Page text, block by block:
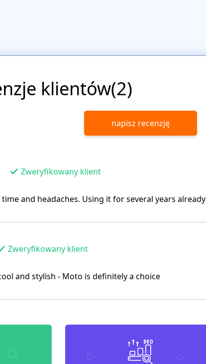
klientów(2)
napisz recenzję
Zweryfikowany klient
and headaches. Using it for several years already
Zweryfikowany klient
and stylish - Moto is definitely a choice